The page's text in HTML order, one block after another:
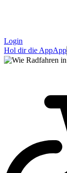
Login
Hol dir die AppApp